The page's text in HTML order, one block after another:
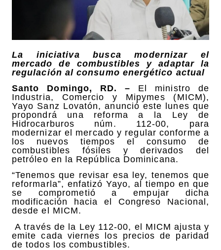
La iniciativa busca modernizar el
mercado de combustibles y adaptar la
regulación al consumo energético actual
Santo Domingo, RD. – El ministro de
Industria, Comercio y Mipymes (MICM),
Yayo Sanz Lovatón, anunció este lunes que
propondrá una reforma a la Ley de
Hidrocarburos núm. 112-00, para
modernizar el mercado y regular conforme a
los nuevos tiempos el consumo de
combustibles fósiles y derivados del
petróleo en la República Dominicana.
“Tenemos que revisar esa ley, tenemos que
reformarla”, enfatizó Yayo, al tiempo en que
se comprometió a empujar dicha
modificación hacia el Congreso Nacional,
desde el MICM.
A través de la Ley 112-00, el MICM ajusta y
emite cada viernes los precios de paridad
de todos los combustibles.